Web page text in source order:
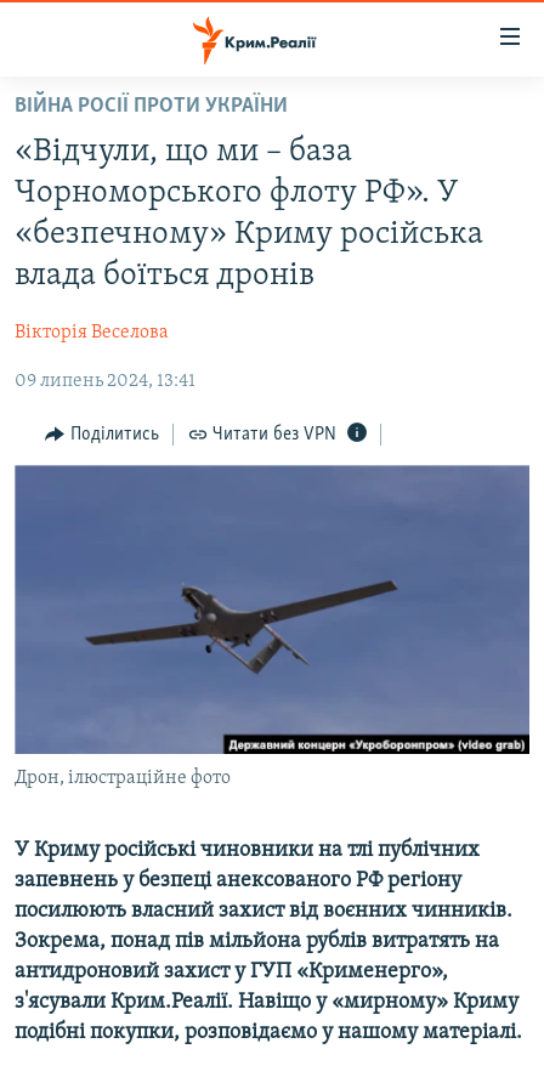
Перейти
основного
матеріалу
Перейти
до
основної
Перейти
до
ВОДА.КРИМ
ВІДЕО ТА ФОТО
ПОЛІТИКА
ПОГЛЯД
ІНТЕРВ'Ю
ВСЕ ЗА ДЕНЬ
СВІДЧЕННЯ ОКУПАЦІЇ
УКРАЇНСЬКА ПРОБЛЕМА КРИМУ
Qırımtatar
ВІЙНА РОСІЇ ПРОТИ УКРАЇНИ
«Відчули, що ми – база
Чорноморського флоту РФ». У
«безпечному» Криму російська
влада боїться дронів
Вікторія Веселова
09 липень 2024, 13:41
Поділитись Читати без VPN
Дрон, ілюстраційне фото
У Криму російські чиновники на тлі публічних
запевнень у безпеці анексованого РФ регіону
посилюють власний захист від воєнних чинників.
Зокрема, понад пів мільйона рублів витратять на
антидроновий захист у ГУП «Крименерго»,
з'ясували Крим.Реалії. Навіщо у «мирному» Криму
подібні покупки, розповідаємо у нашому матеріалі.